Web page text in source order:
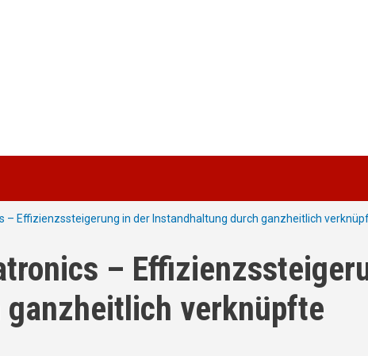
– Effizienzssteigerung in der Instandhaltung durch ganzheitlich
–
verknüpfte